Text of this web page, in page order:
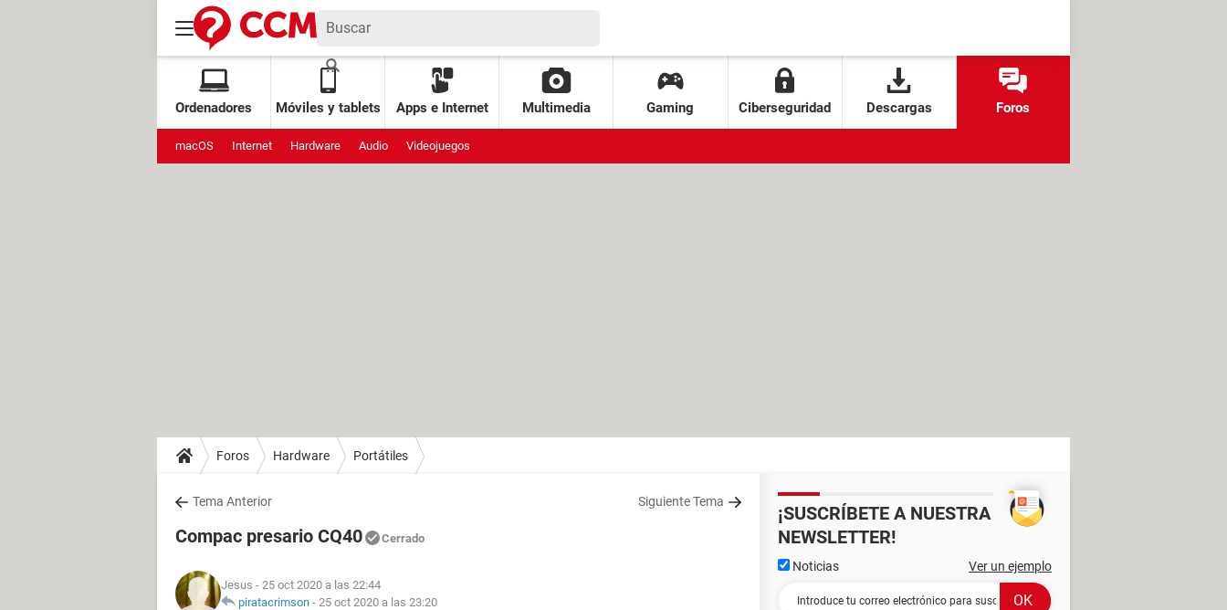
Ordenadores Móviles y tablets Apps e Internet Multimedia Gaming Ciberseguridad Descargas Foros
macOS Internet Hardware Audio Videojuegos
Foros Hardware Portátiles
Tema Anterior Siguiente Tema
Compac presario CQ40 Cerrado
Jesus - 25 oct 2020 a las 22:44
piratacrimson - 25 oct 2020 a las 23:20
¡SUSCRÍBETE A NUESTRA
NEWSLETTER!
Noticias Ver un ejemplo